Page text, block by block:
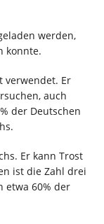
werden,
konnte.
verwendet. Er
auch
der Deutschen
Er kann Trost
ist die Zahl drei
etwa 60% der